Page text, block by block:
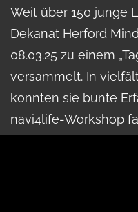
Weit über 150 junge
Dekanat Herford
08.03.25 zu einem
versammelt. In
konnten sie bunte
navi4life-Workshop